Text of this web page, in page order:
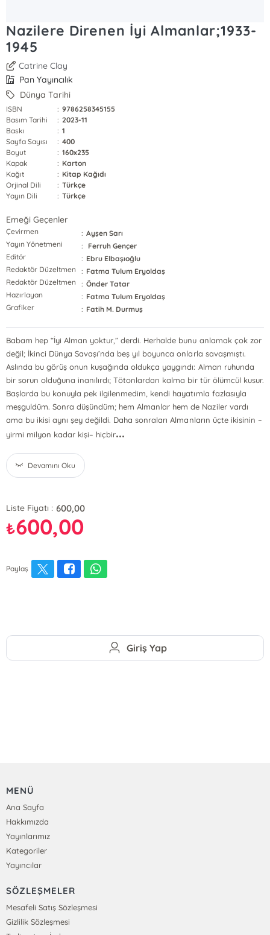
Nazilere Direnen İyi Almanlar;1933-
1945
Catrine Clay
Pan Yayıncılık
Dünya Tarihi
ISBN : 9786258345155
Basım Tarihi
: 2023-11
Baskı
: 1
Sayfa Sayısı
: 400
Boyut
: 160x235
Kapak
: Karton
Kağıt
: Kitap Kağıdı
Orjinal Dili
: Türkçe
Yayın Dili
: Türkçe
Emeği Geçenler
Çevirmen : Ayşen Sarı
Yayın Yönetmeni
:
Ferruh Gençer
Editör
: Ebru Elbaşıoğlu
Redaktör Düzeltmen
: Fatma Tulum Eryoldaş
Redaktör Düzeltmen
: Önder Tatar
Hazırlayan
: Fatma Tulum Eryoldaş
Grafiker
: Fatih M. Durmuş
Babam hep “İyi Alman yoktur,” derdi. Herhalde bunu anlamak çok zor
değil; İkinci Dünya Savaşı’nda beş yıl boyunca onlarla savaşmıştı.
Aslında bu görüş onun kuşağında oldukça yaygındı: Alman ruhunda
bir sorun olduğuna inanılırdı; Tötonlardan kalma bir tür ölümcül kusur.
Başlarda bu konuyla pek ilgilenmedim, kendi hayatımla fazlasıyla
meşguldüm. Sonra düşündüm; hem Almanlar hem de Naziler vardı
ama bu ikisi aynı şey değildi. Daha sonraları Almanların üçte ikisinin –
yirmi milyon kadar kişi– hiçbir...
Devamını Oku
Liste Fiyatı : 600,00
₺600,00
Paylaş
Giriş Yap
MENÜ
Ana Sayfa
Hakkımızda
Yayınlarımız
Kategoriler
Yayıncılar
SÖZLEŞMELER
Mesafeli Satış Sözleşmesi
Gizlilik Sözleşmesi